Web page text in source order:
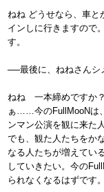
ねね どうせなら、車と
インしに行きますので
す。
──最後に、ねねさんシ
ねね 一本締めですか
ぁ……今のFullMooNは
ンマン公演を観に来た
でも、観た人たちをか
なる人たちが増えてい
していきたい。今の
られなくなるはずです。